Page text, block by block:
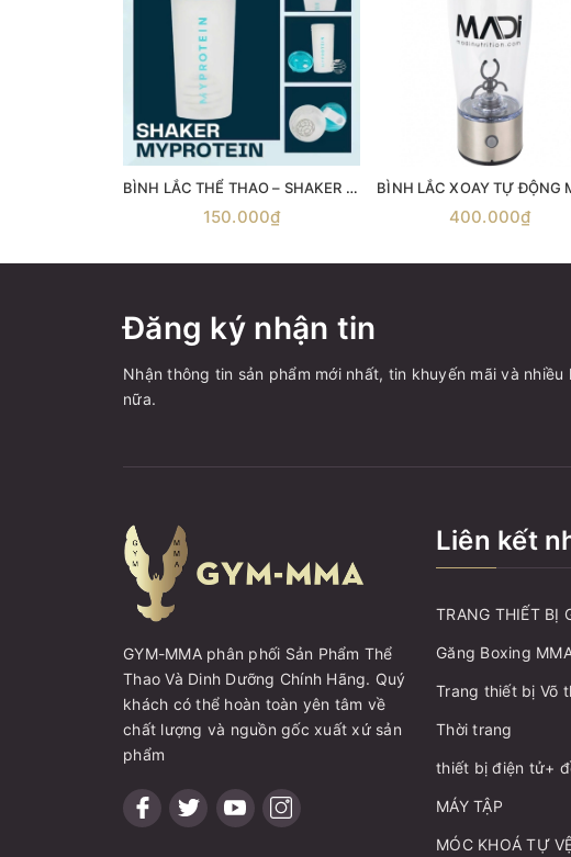
BÌNH LẮC THỂ THAO – SHAKER MYPROTEIN 600ML
150.000₫
BÌNH LẮC XOAY TỰ ĐỘNG
400.000₫
Đăng ký nhận tin
Nhận thông tin sản phẩm mới nhất, tin khuyến mãi và nhiều
nữa.
GYM-MMA phân phối Sản Phẩm Thể
Thao Và Dinh Dưỡng Chính Hãng. Quý
khách có thể hoàn toàn yên tâm về
chất lượng và nguồn gốc xuất xứ sản
phẩm
Liên kết
TRANG THIẾT BỊ
Găng Boxing
Trang thiết bị Võ
Thời trang
thiết bị điện tử+
MÁY TẬP
MÓC KHOÁ TỰ